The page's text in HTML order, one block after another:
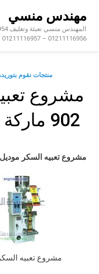
content
مهندس منسي
01211116956 – 01211116957 – 01211116958
منتجات نقوم
مشروع
902 ماركة مهندس منسي
مشروع تعبيه السكر موديل 902 ماركة مهندس منسي
مشروع تعبيه السكر1